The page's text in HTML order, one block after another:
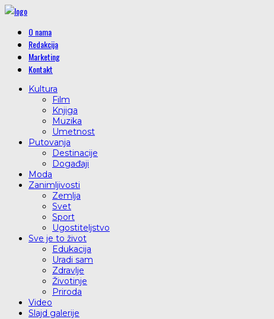
O nama
Redakcija
Marketing
Kontakt
Kultura
Film
Knjiga
Muzika
Umetnost
Putovanja
Destinacije
Događaji
Moda
Zanimljivosti
Zemlja
Svet
Sport
Ugostiteljstvo
Sve je to život
Edukacija
Uradi sam
Zdravlje
Životinje
Priroda
Video
Slajd galerije